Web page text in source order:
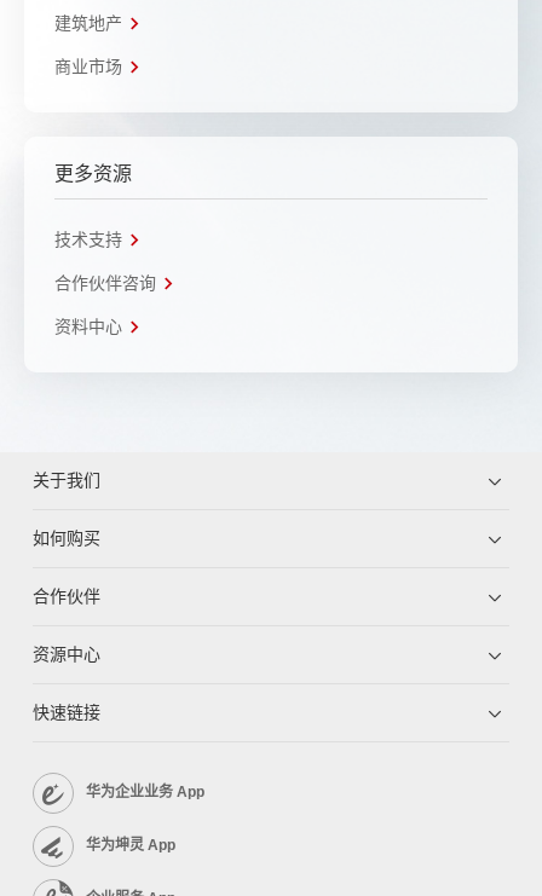
建筑地产
商业市场
更多资源
技术支持
合作伙伴咨询
资料中心
关于我们
如何购买
合作伙伴
资源中心
快速链接
华为企业业务 App
华为坤灵 App